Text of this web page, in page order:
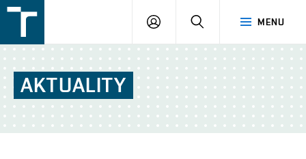
v
Brně
MENU
PŘIHLÁŠENÍ
AKTUALITY